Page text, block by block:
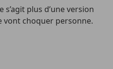
plus d’une version
vont choquer personne.